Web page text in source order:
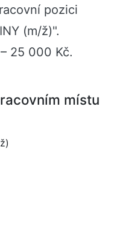
pozici
(m/ž)".
25 000 Kč.
místu